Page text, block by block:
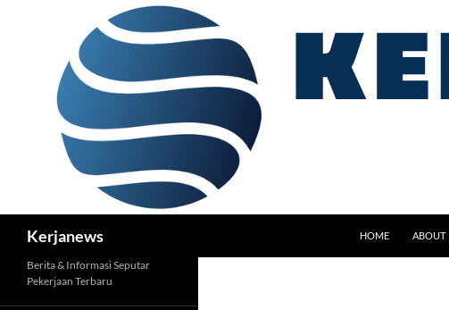
Kerjanews HOME ABOUT
Berita & Informasi Seputar
Pekerjaan Terbaru